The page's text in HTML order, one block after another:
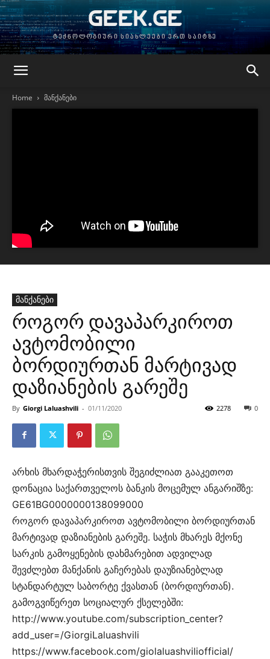
GEEK.GE
ტექნოლოგიური სიახლეები ერთ საიტზე
Home მანქანები
მანქანები
როგორ დავაპარკიროთ
ავტომობილი
ბორდიურთან მარტივად
დაზიანების გარეშე
By Giorgi Laluashvili - 01/11/2020 0
2278
არხის მხარდაჭერისთვის შეგიძლიათ გააკეთოთ
დონაცია საქართველოს ბანკის მოცემულ ანგარიშზე:
GE61BG0000000138099000
როგორ დავაპარკიროთ ავტომობილი ბორდიურთან
მარტივად დაზიანების გარეშე. საჭის მხარეს მქონე
სარკის გამოყენების დახმარებით ადვილად
შევძლებთ მანქანის გაჩერებას დაუზიანებლად
სტანდარტულ საბორტე ქვასთან (ბორდიურთან).
გამოგვიწერეთ სოციალურ ქსელებში:
http://www.youtube.com/subscription_center?
add_user=/GiorgiLaluashvili
https://www.facebook.com/giolaluashviliofficial/